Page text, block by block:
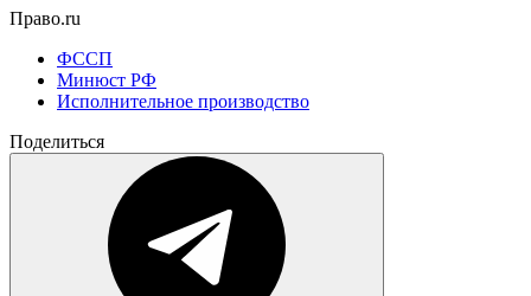
Право.ru
ФССП
Минюст РФ
Исполнительное производство
Поделиться